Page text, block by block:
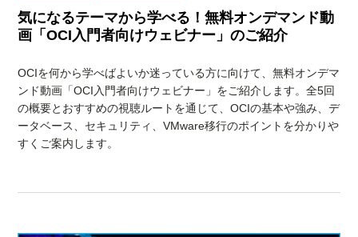
気になるテーマから学べる！無料オンデマンド動
画「OCI入門者向けウェビナー」のご紹介
OCIを何から学べばよいか迷っている方に向けて、無料オンデマ
ンド動画「OCI入門者向けウェビナー」をご紹介します。全5回
の概要とおすすめの視聴ルートを通じて、OCIの基本や強み、デ
ータベース、セキュリティ、VMware移行のポイントを分かりや
すくご案内します。